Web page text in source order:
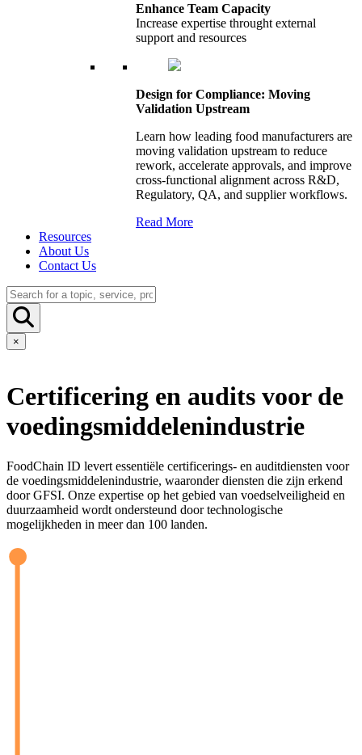
Enhance Team Capacity
Increase expertise throught external
support and resources
Design for Compliance: Moving
Validation Upstream
Learn how leading food manufacturers are
moving validation upstream to reduce
rework, accelerate approvals, and improve
cross-functional alignment across R&D,
Regulatory, QA, and supplier workflows.
Read More
Resources
About Us
Contact Us
×
Certificering en audits voor de
voedingsmiddelenindustrie
FoodChain ID levert essentiële certificerings- en auditdiensten voor
de voedingsmiddelenindustrie, waaronder diensten die zijn erkend
door GFSI. Onze expertise op het gebied van voedselveiligheid en
duurzaamheid wordt ondersteund door technologische
mogelijkheden in meer dan 100 landen.